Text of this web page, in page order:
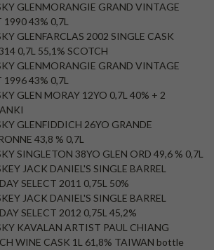
GLENMORANGIE GRAND VINTAGE
1990 43% 0,7L
GLENFARCLAS 2002 SINGLE CASK
0,7L 55,1% SCOTCH
GLENMORANGIE GRAND VINTAGE
1996 43% 0,7L
GLEN MORAY 12YO 0,7L 40% + 2
GLENFIDDICH 26YO GRANDE
43,8 % 0,7L
SINGLETON 38YO GLEN ORD 49,6 % 0,7L
JACK DANIEL'S SINGLE BARREL
SELECT 2011 0,75L 50%
JACK DANIEL'S SINGLE BARREL
SELECT 2012 0,75L 45,2%
KAVALAN ARTIST PAUL CHIANG
WINE CASK 1L 61,8% TAIWAN bottle